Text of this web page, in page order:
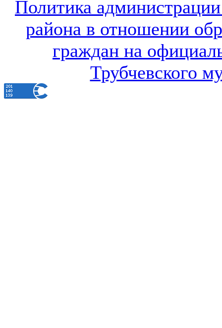
Политика
района в отношении
граждан на
Трубчевского